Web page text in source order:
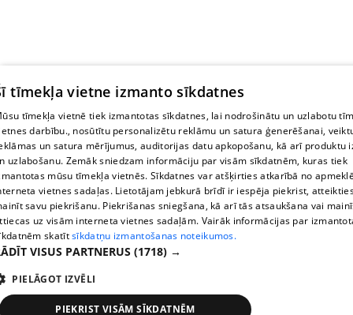
tīmekļa vietne izmanto sīkdatnes
tīmekļa vietnē tiek izmantotas sīkdatnes, lai nodrošinātu un uzlabotu
darbību., nosūtītu personalizētu reklāmu un satura ģenerēšanai,
un satura mērījumus, auditorijas datu apkopošanu, kā arī produktu
uzlabošanu. Zemāk sniedzam informāciju par visām sīkdatnēm, kuras tiek
mūsu tīmekļa vietnēs. Sīkdatnes var atšķirties atkarībā no
vietnes sadaļas. Lietotājam jebkurā brīdī ir iespēja piekrist,
savu piekrišanu. Piekrišanas sniegšana, kā arī tās atsaukšana vai
uz visām interneta vietnes sadaļām. Vairāk informācijas par
skatītsīkdatņu izmantošanas noteikumos.
VISUS PARTNERUS (1718) →
PIELĀGOT IZVĒLI
PIEKRIST VISĀM SĪKDATNĒM